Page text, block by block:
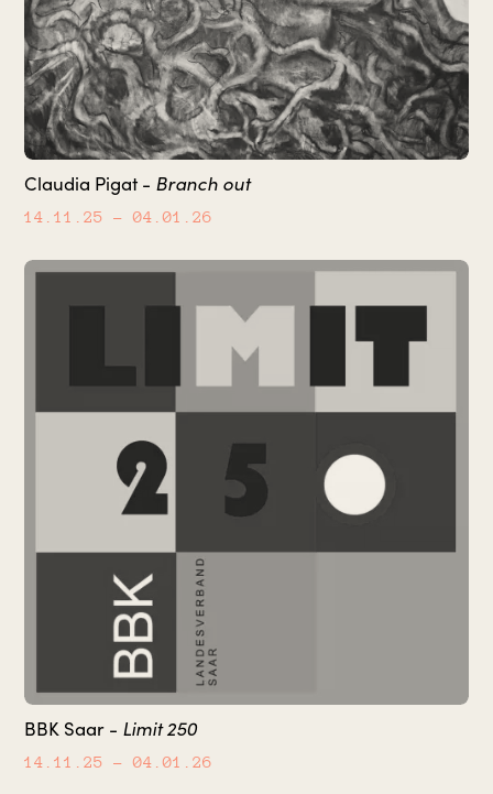
Claudia Pigat - Branch out
14.11.25 – 04.01.26
BBK Saar - Limit 250
14.11.25 – 04.01.26